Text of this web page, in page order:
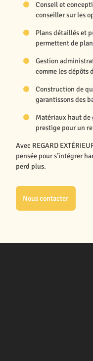
Conseil et
conseiller sur les
Plans détaillés et
permettent de
Gestion
comme les dépôts
Construction de
garantissons des
Matériaux haut de
prestige pour un
Avec REGARD
pensée pour s’intégrer
perd plus.
Nous contacter